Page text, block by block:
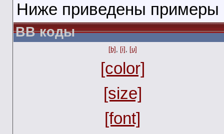
Ниже приведены примеры
BB коды
[b] , [i] , [u]
[color]
[size]
[font]